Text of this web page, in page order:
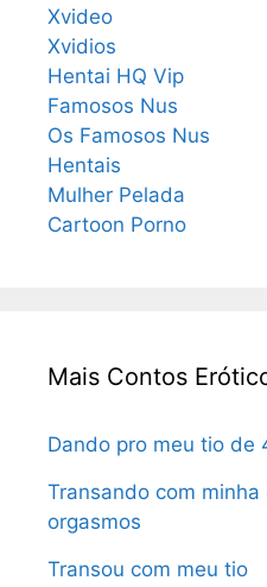
Xvideo
Xvidios
Hentai HQ Vip
Famosos Nus
Os Famosos Nus
Hentais
Mulher Pelada
Cartoon Porno
Mais Contos
Dando pro meu tio de
Transando com
orgasmos
Transou com meu tio